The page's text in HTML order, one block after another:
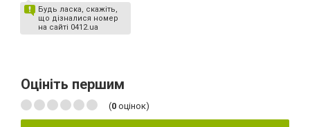
Будь ласка, скажіть,
що дізналися номер
на сайті 0412.ua
Оцініть першим
(0 оцінок)